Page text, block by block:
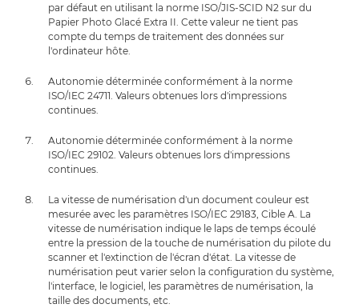
par défaut en utilisant la norme ISO/JIS-SCID N2 sur du
Papier Photo Glacé Extra II. Cette valeur ne tient pas
compte du temps de traitement des données sur
l'ordinateur hôte.
Autonomie déterminée conformément à la norme
ISO/IEC 24711. Valeurs obtenues lors d'impressions
continues.
Autonomie déterminée conformément à la norme
ISO/IEC 29102. Valeurs obtenues lors d'impressions
continues.
La vitesse de numérisation d'un document couleur est
mesurée avec les paramètres ISO/IEC 29183, Cible A. La
vitesse de numérisation indique le laps de temps écoulé
entre la pression de la touche de numérisation du pilote du
scanner et l'extinction de l'écran d'état. La vitesse de
numérisation peut varier selon la configuration du système,
l'interface, le logiciel, les paramètres de numérisation, la
taille des documents, etc.